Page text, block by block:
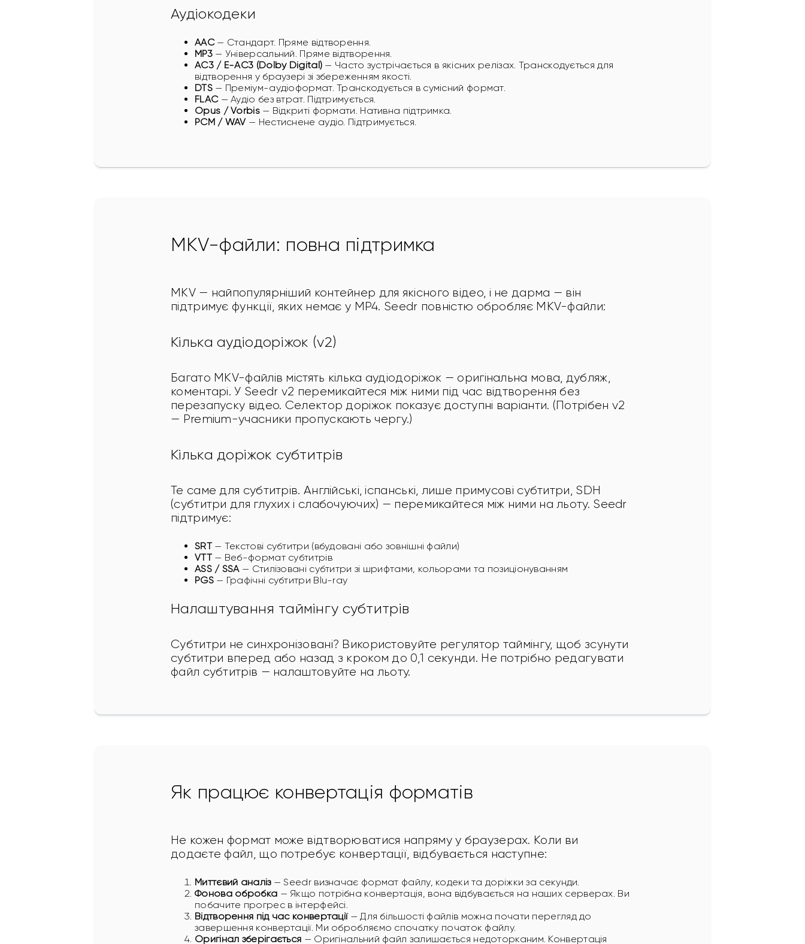
Аудіокодеки
AAC— Стандарт. Пряме відтворення.
MP3— Універсальний. Пряме відтворення.
AC3 / E-AC3 (Dolby Digital) — Часто зустрічається в якісних релізах. Транскодується для
відтворення у браузері зі збереженням якості.
DTS— Преміум-аудіоформат. Транскодується в сумісний формат.
FLAC— Аудіо без втрат. Підтримується.
Opus / Vorbis— Відкриті формати. Нативна підтримка.
PCM / WAV — Нестиснене аудіо. Підтримується.
MKV-файли: повна підтримка
MKV — найпопулярніший контейнер для якісного відео, і не дарма — він
підтримує функції, яких немає у MP4. Seedr повністю обробляє MKV-файли:
Кілька аудіодоріжок (v2)
Багато MKV-файлів містять кілька аудіодоріжок — оригінальна мова, дубляж,
коментарі. У Seedr v2 перемикайтеся між ними під час відтворення без
перезапуску відео. Селектор доріжок показує доступні варіанти. (Потрібен v2
— Premium-учасники пропускають чергу.)
Кілька доріжок субтитрів
Те саме для субтитрів. Англійські, іспанські, лише примусові субтитри, SDH
(субтитри для глухих і слабочуючих) — перемикайтеся між ними на льоту. Seedr
підтримує:
SRT— Текстові субтитри (вбудовані або зовнішні файли)
VTT— Веб-формат субтитрів
ASS / SSA— Стилізовані субтитри зі шрифтами, кольорами та позиціонуванням
PGS— Графічні субтитри Blu-ray
Налаштування таймінгу субтитрів
Субтитри не синхронізовані? Використовуйте регулятор таймінгу, щоб зсунути
субтитри вперед або назад з кроком до 0,1 секунди. Не потрібно редагувати
файл субтитрів — налаштовуйте на льоту.
Як працює конвертація форматів
Не кожен формат може відтворюватися напряму у браузерах. Коли ви
додаєте файл, що потребує конвертації, відбувається наступне:
Миттєвий аналіз— Seedr визначає формат файлу, кодеки та доріжки за секунди.
Фонова обробка — Якщо потрібна конвертація, вона відбувається на наших серверах. Ви
побачите прогрес в інтерфейсі.
Відтворення під час конвертації— Для більшості файлів можна почати перегляд до
завершення конвертації. Ми обробляємо спочатку початок файлу.
Оригінал зберігається — Оригінальний файл залишається недоторканим. Конвертація